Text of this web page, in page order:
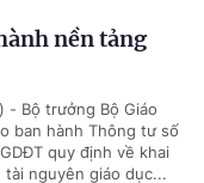
nền tảng
- Bộ trưởng Bộ Giáo
ban hành Thông tư số
quy định về khai
nguyên giáo dục...